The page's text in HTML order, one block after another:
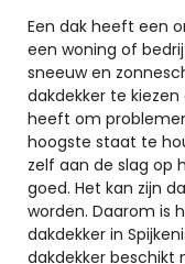
Een dak heeft een
een woning of
sneeuw en
dakdekker te
heeft om
hoogste staat te
zelf aan de slag op
goed. Het kan zijn
worden. Daarom is
dakdekker in
dakdekker beschikt